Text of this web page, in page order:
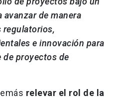
de manera
regulatorios,
e innovación para
proyectos de
relevar el rol de la